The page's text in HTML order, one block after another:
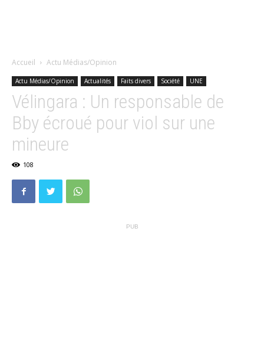
Accueil Actu Médias/Opinion
Actu Médias/Opinion Actualités Faits divers Société UNE
Vélingara : Un responsable de
Bby écroué pour viol sur une
mineure
108
PUB